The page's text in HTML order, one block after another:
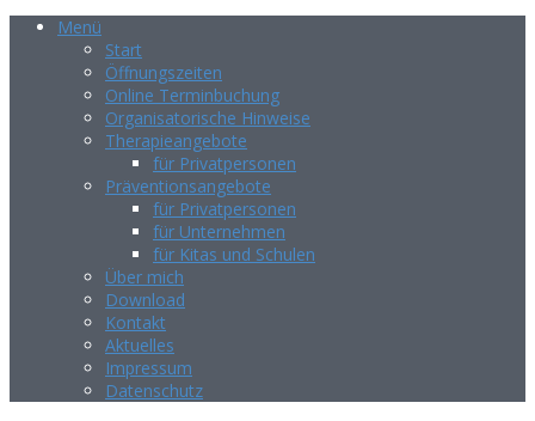
Menü
Start
Öffnungszeiten
Online Terminbuchung
Organisatorische Hinweise
Therapieangebote
für Privatpersonen
Präventionsangebote
für Privatpersonen
für Unternehmen
für Kitas und Schulen
Über mich
Download
Kontakt
Aktuelles
Impressum
Datenschutz